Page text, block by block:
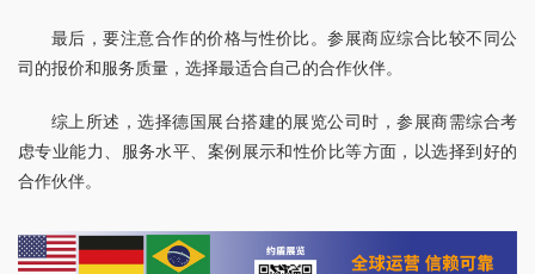
最后，要注意合作的价格与性价比。参展商应综合比较不同公
司的报价和服务质量，选择最适合自己的合作伙伴。
综上所述，选择德国展台搭建的展览公司时，参展商需综合考
虑专业能力、服务水平、案例展示和性价比等方面，以选择到好的
合作伙伴。